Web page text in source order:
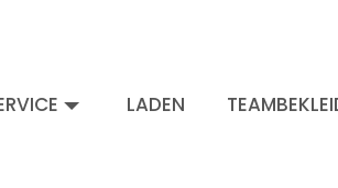
LADEN